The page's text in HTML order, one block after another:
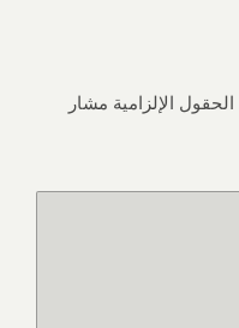
الحقول الإلزامية مشار